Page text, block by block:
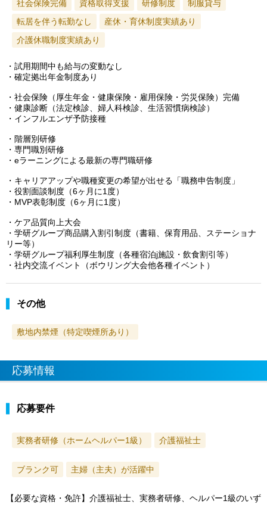
社会保険完備 資格取得支援 研修制度
制服貸与
転居を伴う転勤なし
産休・育休制度実績あり
介護休職制度実績あり
・試用期間中も給与の変動なし
・確定拠出年金制度あり
・社会保険（厚生年金・健康保険・雇用保険・労災保険）完備
・健康診断（法定検診、婦人科検診、生活習慣病検診）
・インフルエンザ予防接種
・階層別研修
・専門職別研修
・eラーニングによる最新の専門職研修
・キャリアアップや職種変更の希望が出せる「職務申告制度」
・役割面談制度（6ヶ月に1度）
・MVP表彰制度（6ヶ月に1度）
・ケア品質向上大会
・学研グループ商品購入割引制度（書籍、保育用品、ステーショナ
リー等）
・学研グループ福利厚生制度（各種宿泊j施設・飲食割引等）
・社内交流イベント（ボウリング大会他各種イベント）
その他
敷地内禁煙（特定喫煙所あり）
応募情報
応募要件
実務者研修（ホームヘルパー1級） 介護福祉士
ブランク可 主婦（主夫）が活躍中
【必要な資格・免許】介護福祉士、実務者研修、ヘルパー1級のいず